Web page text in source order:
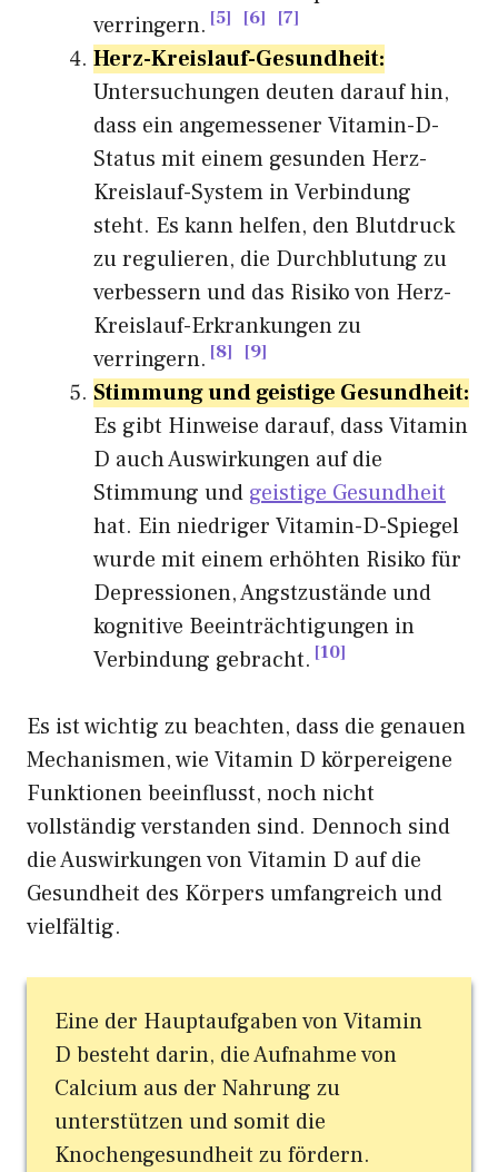
verringern. 5 6 7
Herz-Kreislauf-Gesundheit:
Untersuchungen deuten darauf hin,
dass ein angemessener Vitamin-D-
Status mit einem gesunden Herz-
Kreislauf-System in Verbindung
steht. Es kann helfen, den Blutdruck
zu regulieren, die Durchblutung zu
verbessern und das Risiko von Herz-
Kreislauf-Erkrankungen zu
verringern. 8 9
Stimmung und geistige Gesundheit:
Es gibt Hinweise darauf, dass Vitamin
D auch Auswirkungen auf die
Stimmung und geistige Gesundheit
hat. Ein niedriger Vitamin-D-Spiegel
wurde mit einem erhöhten Risiko für
Depressionen, Angstzustände und
kognitive Beeinträchtigungen in
Verbindung gebracht. 10
Es ist wichtig zu beachten, dass die genauen
Mechanismen, wie Vitamin D körpereigene
Funktionen beeinflusst, noch nicht
vollständig verstanden sind. Dennoch sind
die Auswirkungen von Vitamin D auf die
Gesundheit des Körpers umfangreich und
vielfältig.
Eine der Hauptaufgaben von Vitamin
D besteht darin, die Aufnahme von
Calcium aus der Nahrung zu
unterstützen und somit die
Knochengesundheit zu fördern.